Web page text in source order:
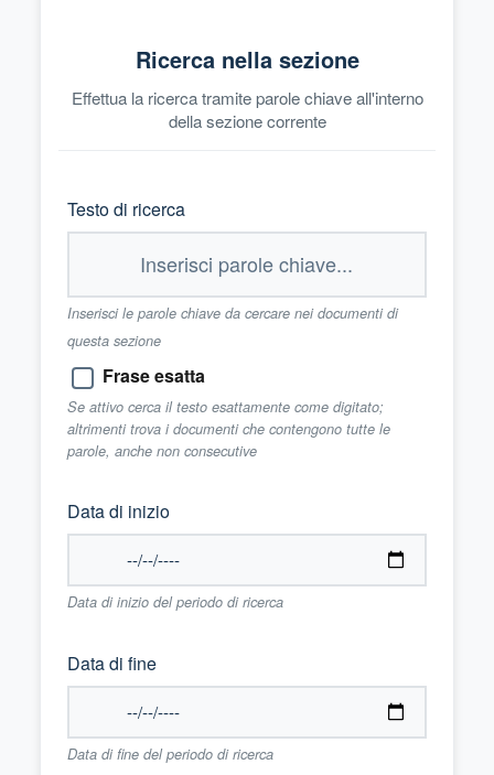
Ricerca nella sezione
Effettua la ricerca tramite parole chiave all'interno
della sezione corrente
Testo di ricerca
Inserisci le parole chiave da cercare nei documenti di
questa sezione
Frase esatta
Se attivo cerca il testo esattamente come digitato;
altrimenti trova i documenti che contengono tutte le
parole, anche non consecutive
Data di inizio
Data di inizio del periodo di ricerca
Data di fine
Data di fine del periodo di ricerca